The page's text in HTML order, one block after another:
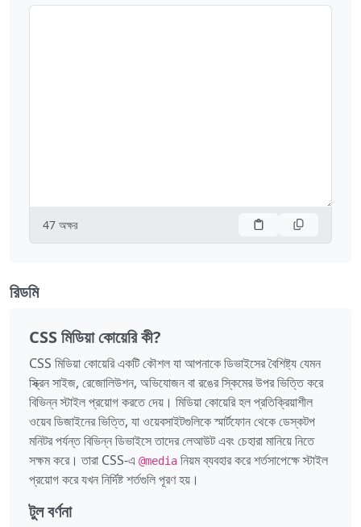
47 অক্ষর
রিডমি
CSS মিডিয়া কোয়েরি কী?
CSS মিডিয়া কোয়েরি একটি কৌশল যা আপনাকে ডিভাইসের বৈশিষ্ট্য যেমন
স্ক্রিন সাইজ, রেজোলিউশন, অভিযোজন বা রঙের স্কিমের উপর ভিত্তি করে
বিভিন্ন স্টাইল প্রয়োগ করতে দেয়। মিডিয়া কোয়েরি হল প্রতিক্রিয়াশীল
ওয়েব ডিজাইনের ভিত্তি, যা ওয়েবসাইটগুলিকে স্মার্টফোন থেকে ডেস্কটপ
মনিটর পর্যন্ত বিভিন্ন ডিভাইসে তাদের লেআউট এবং চেহারা মানিয়ে নিতে
সক্ষম করে। তারা CSS-এ @media নিয়ম ব্যবহার করে শর্তসাপেক্ষে স্টাইল
প্রয়োগ করে যখন নির্দিষ্ট শর্তগুলি পূরণ হয়।
টুল বর্ণনা